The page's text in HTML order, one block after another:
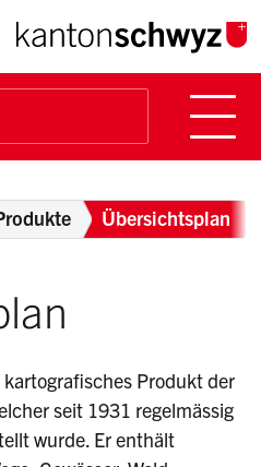
Kanton
Breadcrumb
Übersichtsplan
Produkt der
seit 1931 regelmässig
wurde. Er enthält